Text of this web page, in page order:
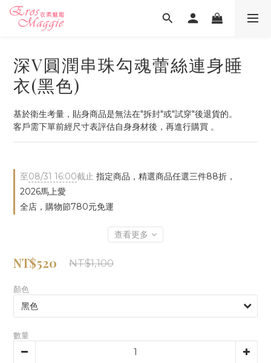
深V圓潤串珠勾魂蕾絲連身睡
衣(黑色)
基於衛生考量，貼身商品是無法在"拆封"或"試穿"後退貨的。
客戶需下單前經尺寸表評估自身身材後，再進行購買 。
至08/31 16:00截止 指定商品，精選商品任選三件88折，
2026馬上愛
全店，購物節780元免運
查看更多
NT$520 NT$1,100
顏色
數量